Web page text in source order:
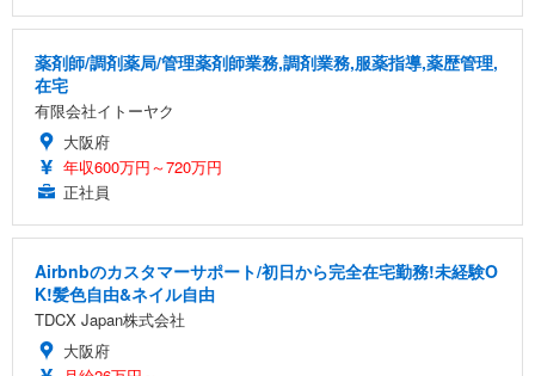
薬剤師/調剤薬局/管理薬剤師業務,調剤業務,服薬指導,薬歴管理,
在宅
有限会社イトーヤク
大阪府
年収600万円～720万円
正社員
Airbnbのカスタマーサポート/初日から完全在宅勤務!未経験O
K!髪色自由&ネイル自由
TDCX Japan株式会社
大阪府